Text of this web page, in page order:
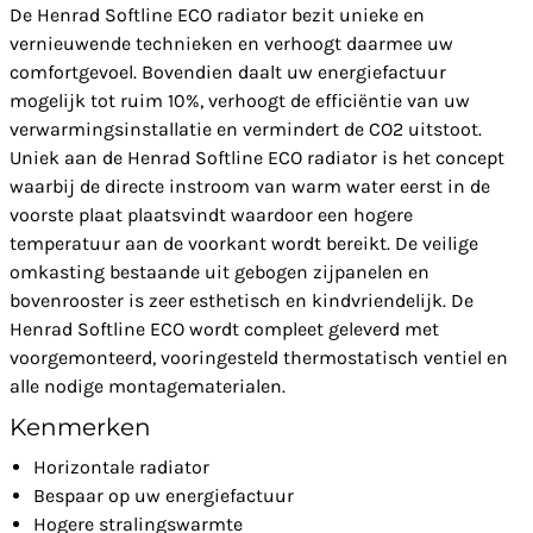
De Henrad Softline ECO radiator bezit unieke en
vernieuwende technieken en verhoogt daarmee uw
comfortgevoel. Bovendien daalt uw energiefactuur
mogelijk tot ruim 10%, verhoogt de efficiëntie van uw
verwarmingsinstallatie en vermindert de CO2 uitstoot.
Uniek aan de Henrad Softline ECO radiator is het concept
waarbij de directe instroom van warm water eerst in de
voorste plaat plaatsvindt waardoor een hogere
temperatuur aan de voorkant wordt bereikt. De veilige
omkasting bestaande uit gebogen zijpanelen en
bovenrooster is zeer esthetisch en kindvriendelijk. De
Henrad Softline ECO wordt compleet geleverd met
voorgemonteerd, vooringesteld thermostatisch ventiel en
alle nodige montagematerialen.
Kenmerken
Horizontale radiator
Bespaar op uw energiefactuur
Hogere stralingswarmte